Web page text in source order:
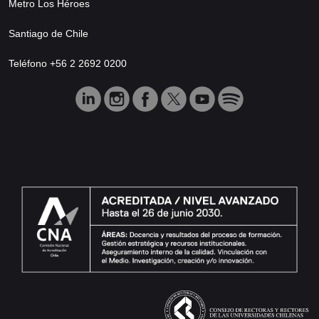
Metro Los Héroes
Santiago de Chile
Teléfono +56 2 2692 0200